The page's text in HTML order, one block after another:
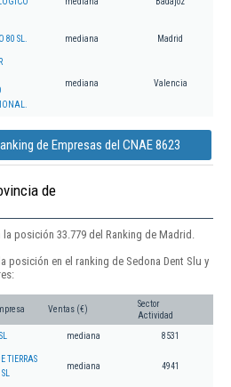
SL. mediana Madrid
mediana Valencia
de Empresas del CNAE 8623
de
la posición 33.779 del Ranking de Madrid.
posición en el ranking de Sedona Dent Slu y
Ventas (€)
Sector
Actividad
mediana 8531
TIERRAS
mediana 4941